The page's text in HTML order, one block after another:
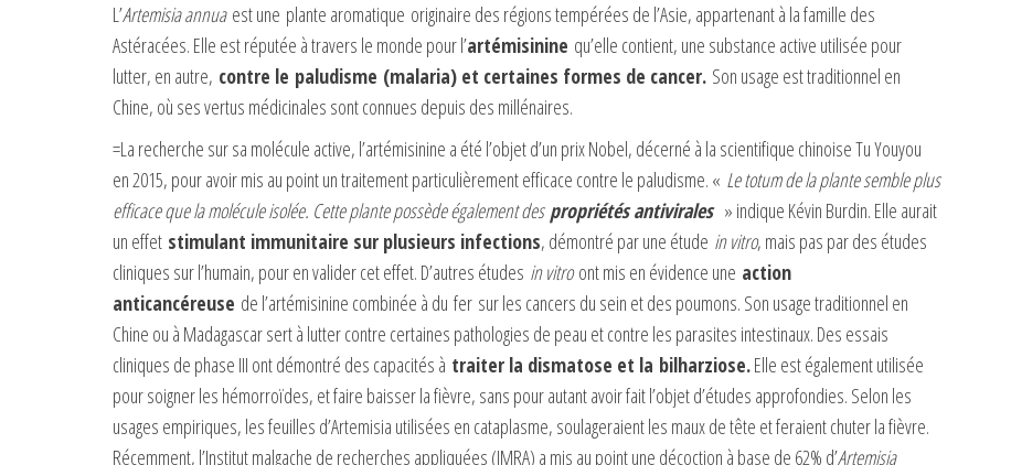
L’Artemisia annuaest une plante aromatique originaire des régions tempérées de l’Asie, appartenant à la famille des
Astéracées. Elle est réputée à travers le monde pour l’artémisinine qu’elle contient, une substance active utilisée pour
lutter, en autre, contre le paludisme (malaria) et certaines formes de cancer. Son usage est traditionnel en
Chine, où ses vertus médicinales sont connues depuis des millénaires.
=La recherche sur sa molécule active, l’artémisinine a été l’objet d’un prix Nobel, décerné à la scientifique chinoise Tu Youyou
en 2015, pour avoir mis au point un traitement particulièrement efficace contre le paludisme. « Le totum de la plante semble plus
efficace que la molécule isolée. Cette plante possède également des propriétés antivirales» indique Kévin Burdin. Elle aurait
un effet stimulant immunitaire sur plusieurs infections, démontré par une étude in vitro, mais pas par des études
cliniques sur l’humain, pour en valider cet effet. D’autres études in vitroont mis en évidence une action
anticancéreuse de l’artémisinine combinée à du fer sur les cancers du sein et des poumons. Son usage traditionnel en
Chine ou à Madagascar sert à lutter contre certaines pathologies de peau et contre les parasites intestinaux. Des essais
cliniques de phase III ont démontré des capacités à traiter la dismatose et la bilharziose.Elle est également utilisée
pour soigner les hémorroïdes, et faire baisser la fièvre, sans pour autant avoir fait l’objet d’études approfondies. Selon les
usages empiriques, les feuilles d’Artemisia utilisées en cataplasme, soulageraient les maux de tête et feraient chuter la fièvre.
Récemment, l’Institut malgache de recherches appliquées (IMRA) a mis au point une décoction à base de 62% d’Artemisia